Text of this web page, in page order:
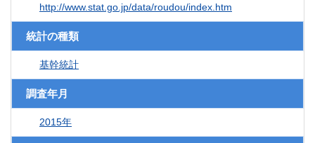
http://www.stat.go.jp/data/roudou/index.htm
統計の種類
基幹統計
調査年月
2015年